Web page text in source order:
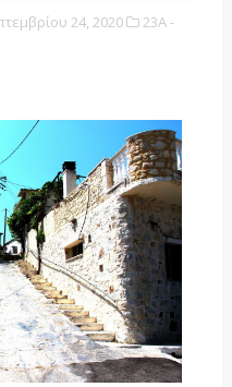
24, 2020
23Α -